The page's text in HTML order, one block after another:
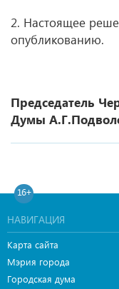
2. Настоящее
опубликованию.
Председатель
Думы
16+
НАВИГАЦИЯ
Карта сайта
Мэрия города
Городская дума